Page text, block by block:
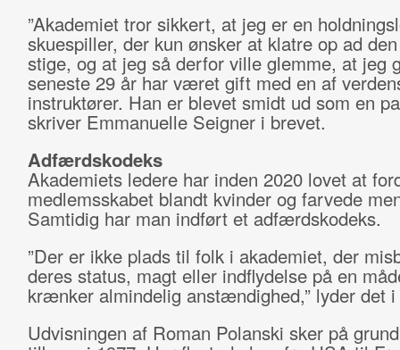
”Akademiet tror sikkert, at jeg er en
skuespiller, der kun ønsker at klatre op ad
stige, og at jeg så derfor ville glemme, at jeg
seneste 29 år har været gift med en af
instruktører. Han er blevet smidt ud som en
skriver Emmanuelle Seigner i brevet.
Adfærdskodeks
Akademiets ledere har inden 2020 lovet at
medlemsskabet blandt kvinder og farvede
Samtidig har man indført et adfærdskodeks.
”Der er ikke plads til folk i akademiet, der
deres status, magt eller indflydelse på en
krænker almindelig anstændighed,” lyder det
Udvisningen af Roman Polanski sker på